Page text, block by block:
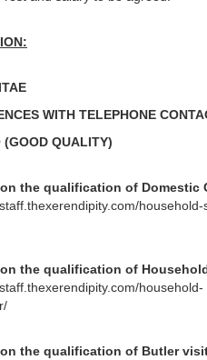
WITH TELEPHONE
(GOOD QUALITY)
the qualification of Domestic
the qualification of
household-
the qualification of Butler